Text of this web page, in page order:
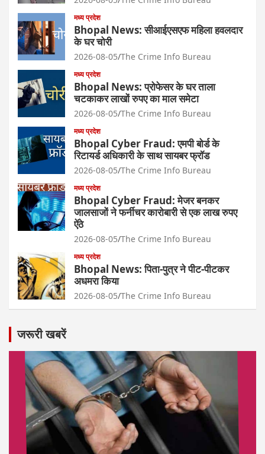
मध्य प्रदेश
Bhopal News: सीआईएसएफ महिला हवलदार
के घर चोरी
2026-08-05 The Crime Info Bureau
मध्य प्रदेश
Bhopal News: प्रोफेसर के घर ताला
चटकाकर लाखों रुपए का माल समेटा
2026-08-05 The Crime Info Bureau
मध्य प्रदेश
Bhopal Cyber Fraud: एमपी बोर्ड के
रिटायर्ड अधिकारी के साथ सायबर फ्रॉड
2026-08-05 The Crime Info Bureau
मध्य प्रदेश
Bhopal Cyber Fraud: मेजर बनकर
जालसाजों ने फर्नीचर कारोबारी से एक लाख रुपए
ऐंठे
2026-08-05 The Crime Info Bureau
मध्य प्रदेश
Bhopal News: पिता-पुत्र ने पीट-पीटकर
अधमरा किया
2026-08-05 The Crime Info Bureau
जरूरी खबरें